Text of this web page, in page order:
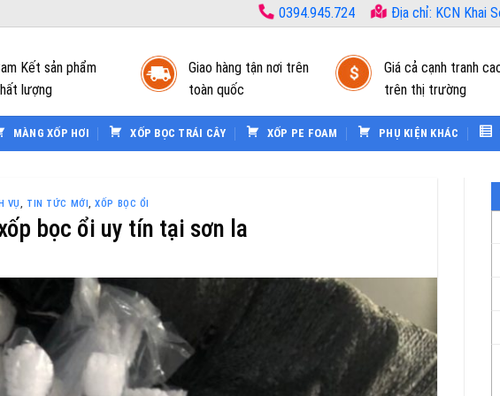
0394.945.724 Địa chỉ: KCN Khai
Kết sản phẩm
lượng
Giao hàng tận nơi trên
toàn quốc
Giá cả cạnh tranh
trên thị trường
MÀNG XỐP HƠI XỐP BỌC TRÁI CÂY XỐP PE FOAM PHỤ KIỆN KHÁC
VỤ, TIN TỨC MỚI,XỐP BỌC ỔI
bọc ổi uy tín tại sơn la